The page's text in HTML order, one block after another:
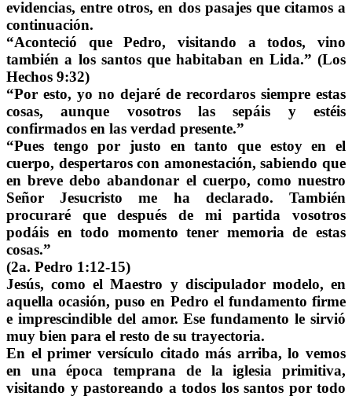
evidencias, entre otros, en dos pasajes que citamos a
continuación.
“Aconteció que Pedro, visitando a todos, vino
también a los santos que habitaban en Lida.” (Los
Hechos 9:32)
“Por esto, yo no dejaré de recordaros siempre estas
cosas, aunque vosotros las sepáis y estéis
confirmados en las verdad presente.”
“Pues tengo por justo en tanto que estoy en el
cuerpo, despertaros con amonestación, sabiendo que
en breve debo abandonar el cuerpo, como nuestro
Señor Jesucristo me ha declarado. También
procuraré que después de mi partida vosotros
podáis en todo momento tener memoria de estas
cosas.”
(2a. Pedro 1:12-15)
Jesús, como el Maestro y discipulador modelo, en
aquella ocasión, puso en Pedro el fundamento firme
e imprescindible del amor. Ese fundamento le sirvió
muy bien para el resto de su trayectoria.
En el primer versículo citado más arriba, lo vemos
en una época temprana de la iglesia primitiva,
visitando y pastoreando a todos los santos por todo